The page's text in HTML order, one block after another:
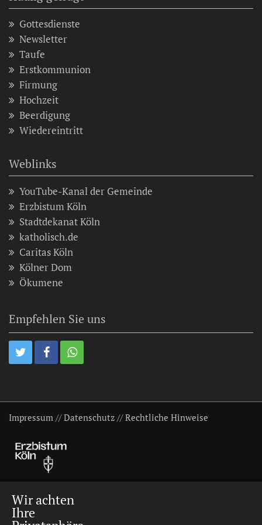
Gottesdienste
Newsletter
Taufe
Erstkommunion
Firmung
Hochzeit
Beerdigung
Wiedereintritt
Weblinks
YouTube-Kanal der Gemeinde
Erzbistum Köln
Stadtdekanat Köln
katholisch.de
Caritas Köln
Kölner Dom
Ökumene
Empfehlen Sie uns
Impressum //Datenschutz //Rechtliche Hinweise
Wir achten
Ihre